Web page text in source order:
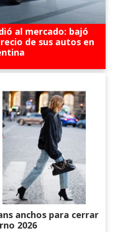
al mercado: bajó
de sus autos en
anchos para cerrar
2026